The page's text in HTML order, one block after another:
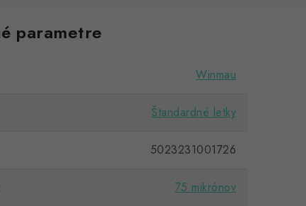
parametre
Winmau
Štandardné letky
5023231001726
75 mikrónov